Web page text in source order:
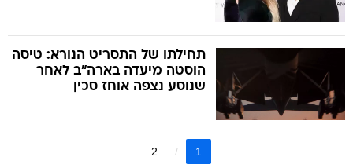
תחילתו של התסריט הנורא: טיסה
הוסטה מיעדה בארה"ב לאחר
שנוסע נצפה אוחז סכין
1
2